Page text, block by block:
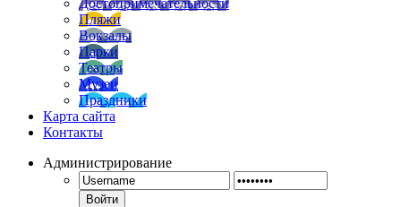
Достопримечательности
Пляжи
Вокзалы
Парки
Театры
Музеи
Праздники
Карта сайта
Контакты
Администрирование
Войти